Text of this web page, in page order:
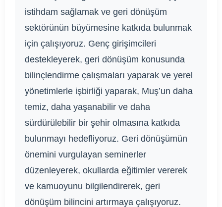
istihdam sağlamak ve geri dönüşüm
sektörünün büyümesine katkıda bulunmak
için çalışıyoruz. Genç girişimcileri
destekleyerek, geri dönüşüm konusunda
bilinçlendirme çalışmaları yaparak ve yerel
yönetimlerle işbirliği yaparak, Muş’un daha
temiz, daha yaşanabilir ve daha
sürdürülebilir bir şehir olmasına katkıda
bulunmayı hedefliyoruz. Geri dönüşümün
önemini vurgulayan seminerler
düzenleyerek, okullarda eğitimler vererek
ve kamuoyunu bilgilendirerek, geri
dönüşüm bilincini artırmaya çalışıyoruz.